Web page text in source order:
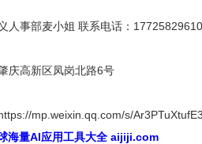
人事部麦小姐 联系电话：
庆高新区凤岗北路6号
mp.weixin.qq.com/s/
海量AI应用工具大全 aijiji.com